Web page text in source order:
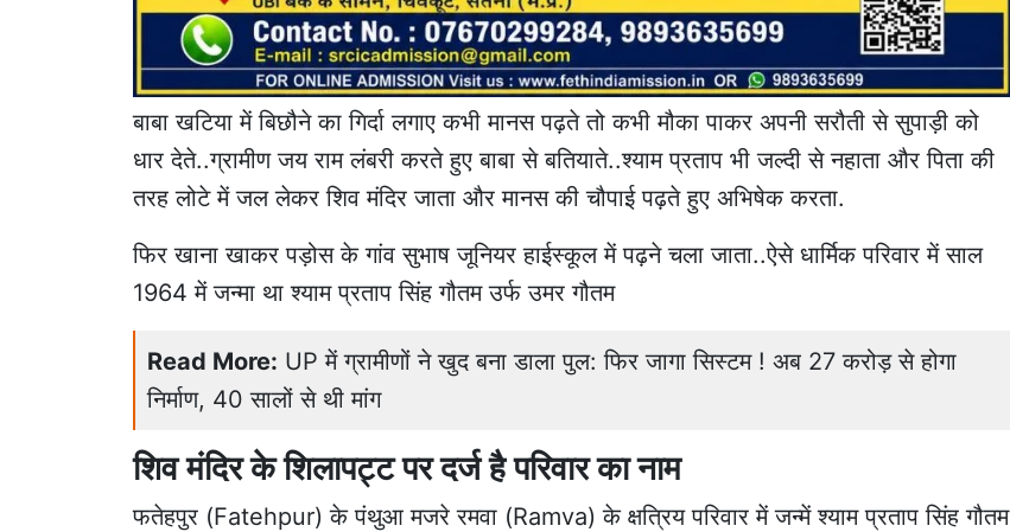
बाबा खटिया में बिछौने का गिर्दा लगाए कभी मानस पढ़ते तो कभी मौका पाकर अपनी सरौती से सुपाड़ी को
धार देते..ग्रामीण जय राम लंबरी करते हुए बाबा से बतियाते..श्याम प्रताप भी जल्दी से नहाता और पिता की
तरह लोटे में जल लेकर शिव मंदिर जाता और मानस की चौपाई पढ़ते हुए अभिषेक करता.
फिर खाना खाकर पड़ोस के गांव सुभाष जूनियर हाईस्कूल में पढ़ने चला जाता..ऐसे धार्मिक परिवार में साल
1964 में जन्मा था श्याम प्रताप सिंह गौतम उर्फउमर गौतम
Read More: UP में ग्रामीणों ने खुद बना डाला पुल: फिर जागा सिस्टम ! अब 27 करोड़ से होगा
निर्माण, 40 सालों से थी मांग
शिव मंदिर के शिलापट्ट पर दर्ज है परिवार का नाम
फतेहपुर (Fatehpur) के पंथुआ मजरे रमवा (Ramva) के क्षत्रिय परिवार में जन्में श्याम प्रताप सिंह गौतम